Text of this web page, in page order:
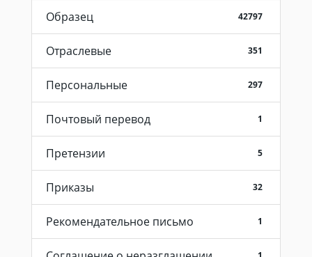
Образец 42797
Отраслевые 351
Персональные 297
Почтовый перевод 1
Претензии 5
Приказы 32
Рекомендательное письмо 1